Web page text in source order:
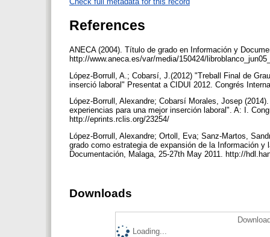
References
ANECA (2004). Título de grado en Información y
http://www.aneca.es/var/media/150424/
López-Borrull, A.; Cobarsí, J.(2012) "Treball Final de
inserció laboral" Presentat a CIDUI 2012. Congrés
López-Borrull, Alexandre; Cobarsí Morales, Josep
experiencias para una mejor inserción laboral". A: I.
http://eprints.rclis.org/23254/
López-Borrull, Alexandre; Ortoll, Eva; Sanz-Martos,
grado como estrategia de expansión de la Información
Documentación, Malaga, 25-27th May 2011. http://
Downloads
Loading...